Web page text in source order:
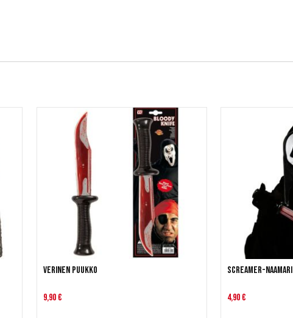
Verinen puukko
9,90 €
Screamer-naamari
4,90 €